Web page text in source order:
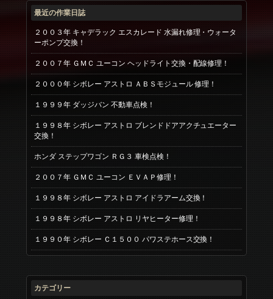
最近の作業日誌
２００３年 キャデラック エスカレード 水漏れ修理・ウォータ
ーポンプ交換！
２００７年 ＧＭＣ ユーコン ヘッドライト交換・配線修理！
２０００年 シボレー アストロ ＡＢＳモジュール 修理！
１９９９年 ダッジバン 不動車点検！
１９９８年 シボレー アストロ ブレンドドアアクチュエーター
交換！
ホンダ ステップワゴン ＲＧ３ 車検点検！
２００７年 ＧＭＣ ユーコン ＥＶＡＰ修理！
１９９８年 シボレー アストロ アイドラアーム交換！
１９９８年 シボレー アストロ リヤヒーター修理！
１９９０年 シボレー Ｃ１５００ パワステホース交換！
カテゴリー